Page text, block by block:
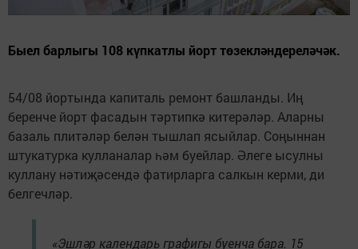
Быел барлыгы 108 күпкатлы йорт төзекләндереләчәк.
54/08 йортында капиталь ремонт башланды. Иң
беренче йорт фасадын тәртипкә китерәләр. Аларны
базаль плитәләр белән тышлап ясыйлар. Соңыннан
штукатурка кулланалар һәм буейлар. Әлеге ысулны
куллану нәтиҗәсендә фатирларга салкын керми, ди
белгечләр.
«Эшләр календарь графигы буенча бара. 15